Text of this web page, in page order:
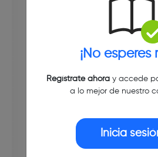
¡No esperes
Regístrate ahoray accede
a lo mejor de nuestro
Inicia